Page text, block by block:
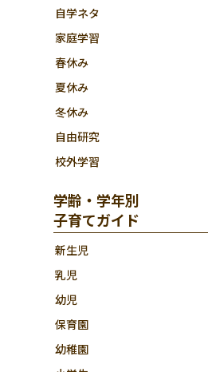
自学ネタ
家庭学習
春休み
夏休み
冬休み
自由研究
校外学習
学齢・学年別
子育てガイド
新生児
乳児
幼児
保育園
幼稚園